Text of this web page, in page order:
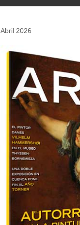
Abril 2026